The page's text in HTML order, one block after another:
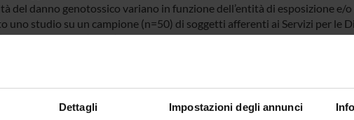
Dettagli Impostazioni degli annunci
del danno genotossico variano in funzione dell’entità di esposizione e/
uno studio su un campione (n=50) di soggetti afferenti ai Servizi per le
ed un campione (n=50) di soggetti segnalati dalla Prefettura per la
della sostanza). Un campione di cellule della mucosa buccale dei
genotossico. Ai partecipanti lo studio sarà somministrato un
presenza di eventuali elementi di confondimento.